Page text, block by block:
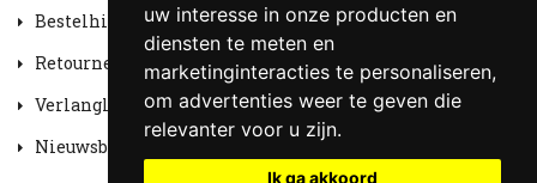
uw interesse in onze producten en
diensten te meten en
marketinginteracties te personaliseren,
om advertenties weer te geven die
relevanter voor u zijn.
Ik ga akkoord
Bestelhistorie
Retourneren
Verlanglijst
Nieuwsbrief